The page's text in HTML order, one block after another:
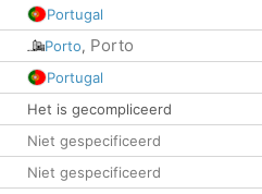
Portugal
Porto, Porto
Portugal
Het is gecompliceerd
Niet gespecificeerd
Niet gespecificeerd